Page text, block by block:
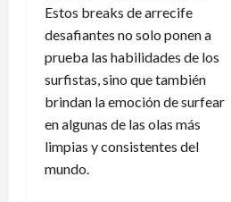
Estos breaks de arrecife
desafiantes no solo ponen a
prueba las habilidades de los
surfistas, sino que también
brindan la emoción de surfear
en algunas de las olas más
limpias y consistentes del
mundo.